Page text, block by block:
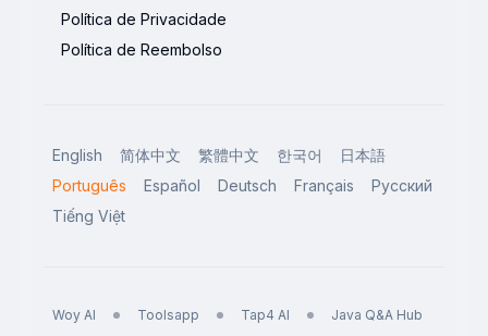
Política de Privacidade
Política de Reembolso
English 简体中文 繁體中文 한국어
日本語
Português
Español Deutsch Français
Русский
Tiếng Việt
Woy AI Toolsapp Tap4 AI
Java Q&A Hub